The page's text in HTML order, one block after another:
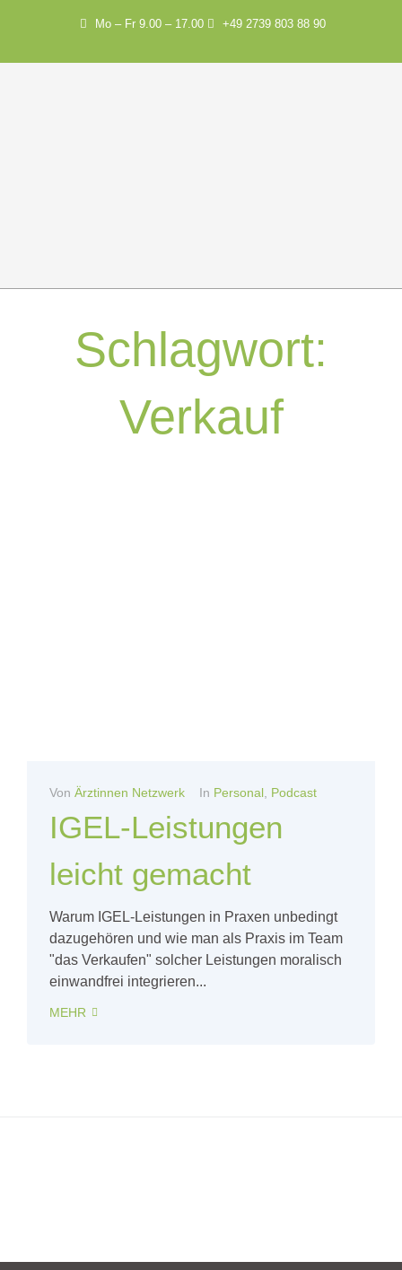
Mo – Fr 9.00 – 17.00 +49 2739 803 88 90
Schlagwort:
Verkauf
Von Ärztinnen Netzwerk In Personal Podcast
IGEL-Leistungen
leicht gemacht
Warum IGEL-Leistungen in Praxen unbedingt
dazugehören und wie man als Praxis im Team
"das Verkaufen" solcher Leistungen moralisch
einwandfrei integrieren...
MEHR